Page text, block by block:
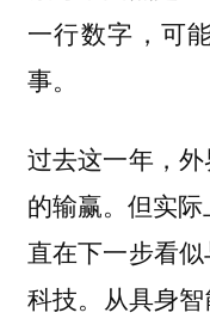
一行数字，可
事。
过去这一年，
的输赢。但实
直在下一步看
科技。从具身